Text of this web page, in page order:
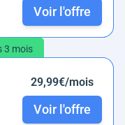
Voir l'offre
3 mois
29,99€/mois
Voir l'offre